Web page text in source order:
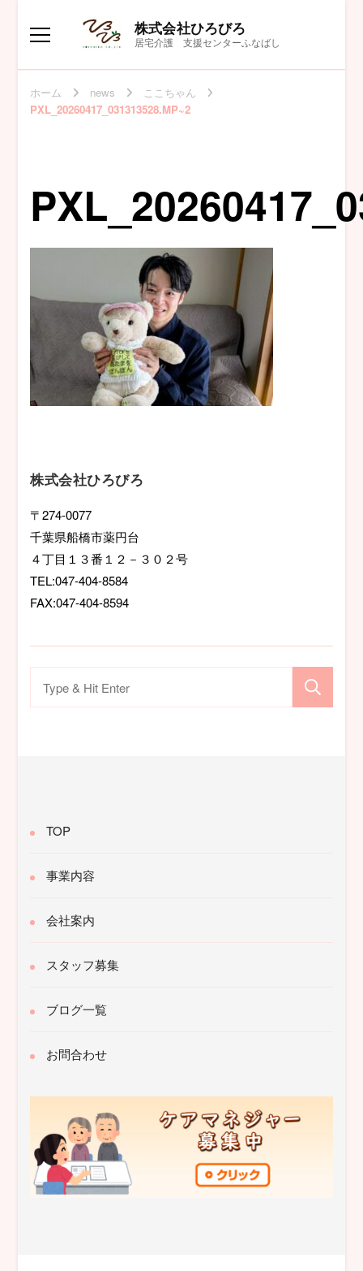
株式会社ひろびろ
居宅介護 支援センターふなばし
ホーム news
ここちゃん
PXL_20260417_031313528.MP~2
株式会社ひろびろ
〒274-0077
千葉県船橋市薬円台
４丁目１３番１２－３０２号
TEL:047-404-8584
FAX:047-404-8594
TOP
事業内容
会社案内
スタッフ募集
ブログ一覧
お問合わせ